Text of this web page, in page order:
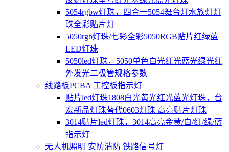
5054rgbw灯珠，四合一5054舞台灯水族灯灯
珠全彩贴片灯
5050rgb灯珠/七彩全彩5050RGB贴片红绿蓝
LED灯珠
5050led灯珠，5050单色白光红光蓝光绿光红
外发光二极管规格参数
线路板PCBA 工控板指示灯
贴片led灯珠1808白光黄光红光蓝光灯珠，台
宏新品灯珠替代0603灯珠 高亮贴片灯珠
3014贴片led灯珠，3014高亮金黄/白/红/绿/蓝
指示灯
无人机照明 安防消防 铁路信号灯